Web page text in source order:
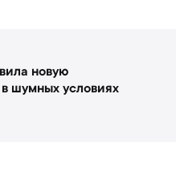
новую
шумных условиях